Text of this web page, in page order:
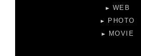
WEB
PHOTO
MOVIE